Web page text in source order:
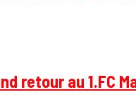
retour au 1.FC